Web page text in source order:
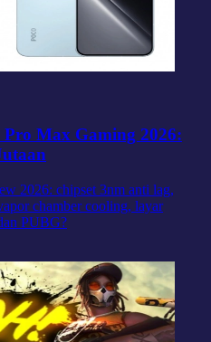
Max Gaming 2026:
2026: chipset 3nm anti lag,
chamber cooling, layar
PUBG?